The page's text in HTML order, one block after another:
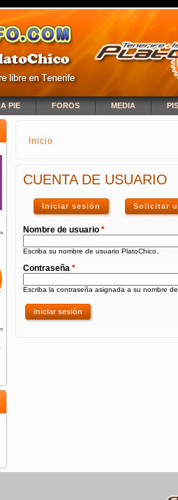
A PIE FOROS MEDIA
SE ENCUENTRA USTED
Inicio
CUENTA DE USUARIO
Iniciar sesión (solapa activa)
Solicitar
Nombre de usuario *
Escriba su nombre de usuario PlatoChico.
Contraseña *
Escriba la contraseña asignada a su nombre